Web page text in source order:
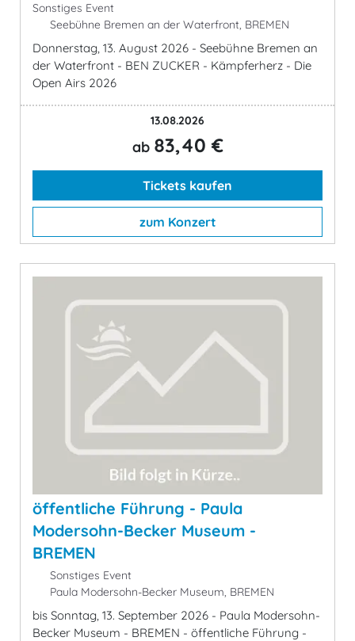
Sonstiges Event
Seebühne Bremen an der Waterfront, BREMEN
Donnerstag, 13. August 2026 - Seebühne Bremen an
der Waterfront - BEN ZUCKER - Kämpferherz - Die
Open Airs 2026
13.08.2026
ab 83,40 €
Tickets kaufen
zum Konzert
öffentliche Führung - Paula
Modersohn-Becker Museum -
BREMEN
Sonstiges Event
Paula Modersohn-Becker Museum, BREMEN
bis Sonntag, 13. September 2026 - Paula Modersohn-
Becker Museum - BREMEN - öffentliche Führung -